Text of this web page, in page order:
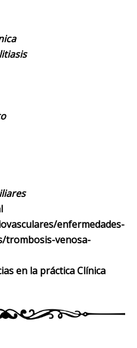
enfermedades-
trombosis-venosa-
en la práctica Clínica